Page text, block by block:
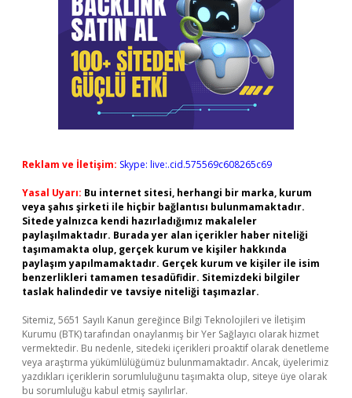
Reklam ve İletişim: Skype: live:.cid.575569c608265c69
Yasal Uyarı: Bu internet sitesi, herhangi bir marka, kurum
veya şahıs şirketi ile hiçbir bağlantısı bulunmamaktadır.
Sitede yalnızca kendi hazırladığımız makaleler
paylaşılmaktadır. Burada yer alan içerikler haber niteliği
taşımamakta olup, gerçek kurum ve kişiler hakkında
paylaşım yapılmamaktadır. Gerçek kurum ve kişiler ile isim
benzerlikleri tamamen tesadüfidir. Sitemizdeki bilgiler
taslak halindedir ve tavsiye niteliği taşımazlar.
Sitemiz, 5651 Sayılı Kanun gereğince Bilgi Teknolojileri ve İletişim
Kurumu (BTK) tarafından onaylanmış bir Yer Sağlayıcı olarak hizmet
vermektedir. Bu nedenle, sitedeki içerikleri proaktif olarak denetleme
veya araştırma yükümlülüğümüz bulunmamaktadır. Ancak, üyelerimiz
yazdıkları içeriklerin sorumluluğunu taşımakta olup, siteye üye olarak
bu sorumluluğu kabul etmiş sayılırlar.